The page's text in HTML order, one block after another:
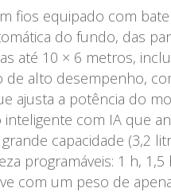
fios equipado com
do fundo, das
até 10 × 6 metros,
de alto desempenho,
ajusta a potência do
inteligente com IA que
capacidade (3,2
programáveis: 1 h,
com um peso de